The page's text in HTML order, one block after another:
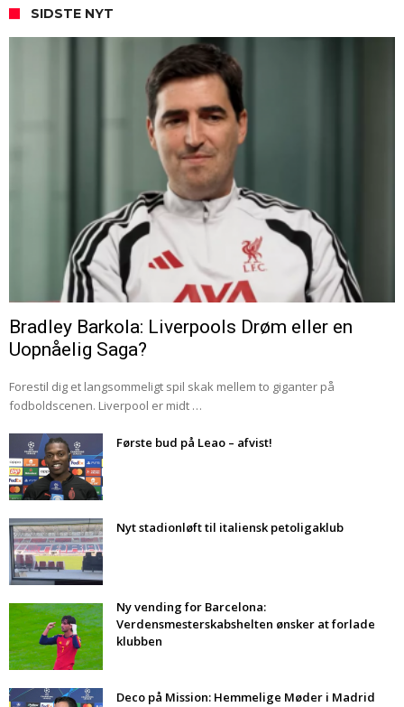
SIDSTE NYT
Bradley Barkola: Liverpools Drøm eller en
Uopnåelig Saga?
Forestil dig et langsommeligt spil skak mellem to giganter på
fodboldscenen. Liverpool er midt …
Første bud på Leao – afvist!
Nyt stadionløft til italiensk petoligaklub
Ny vending for Barcelona:
Verdensmesterskabshelten ønsker at forlade
klubben
Deco på Mission: Hemmelige Møder i Madrid